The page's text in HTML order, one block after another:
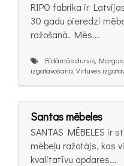
RIPO fabrika ir
30 gadu pieredzi
ražošanā. Mēs...
Bīdāmās durvis,
izgatavošana, Virtuves
Santas mēbeles
SANTAS MĒBELES ir
mēbeļu ražotājs, kas
kvalitatīvu apdares...